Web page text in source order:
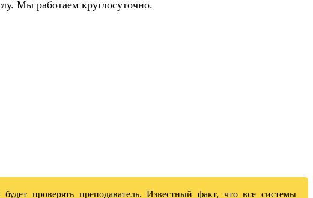
Мы работаем круглосуточно.
проверять преподаватель. Известный факт, что все системы